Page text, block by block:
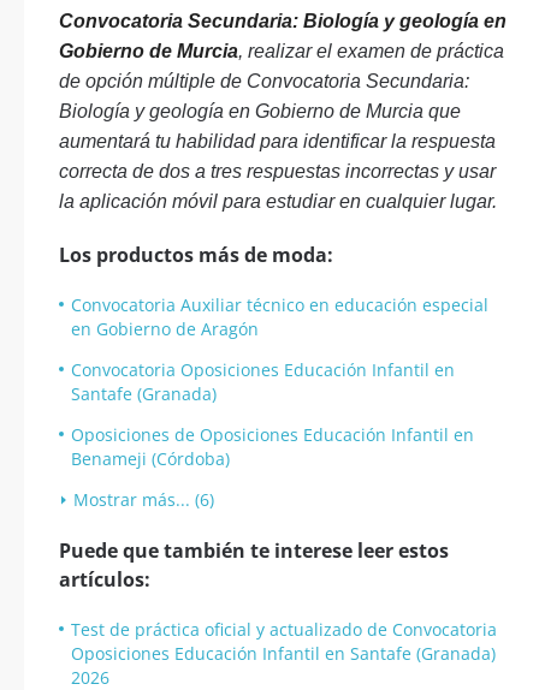
Convocatoria Secundaria: Biología y geología en
Gobierno de Murcia, realizar el examen de práctica
de opción múltiple de Convocatoria Secundaria:
Biología y geología en Gobierno de Murcia que
aumentará tu habilidad para identificar la respuesta
correcta de dos a tres respuestas incorrectas y usar
la aplicación móvil para estudiar en cualquier lugar.
Los productos más de moda:
Convocatoria Auxiliar técnico en educación especial
en Gobierno de Aragón
Convocatoria Oposiciones Educación Infantil en
Santafe (Granada)
Oposiciones de Oposiciones Educación Infantil en
Benameji (Córdoba)
Mostrar más... (6)
Puede que también te interese leer estos
artículos:
Test de práctica oficial y actualizado de Convocatoria
Oposiciones Educación Infantil en Santafe (Granada)
2026